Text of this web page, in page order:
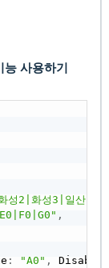
능 사용하기
성2|화성3|일산1|
,
: "A0" ,